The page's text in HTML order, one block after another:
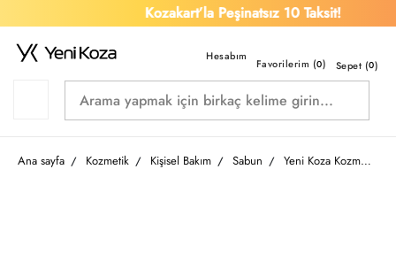
Kozakart’la Peşinatsız 10 Taksit!
Favorilerim (0) Sepet (0)
Ana sayfa Kozmetik Kişisel Bakım Sabun Yeni Koza Kozmetik Sabun